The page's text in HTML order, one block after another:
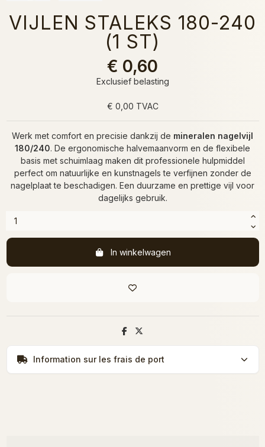
VIJLEN STALEKS 180-240
(1 ST)
€ 0,60
Exclusief belasting
€ 0,00 TVAC
Werk met comfort en precisie dankzij de mineralen nagelvijl
180/240. De ergonomische halvemaanvorm en de flexibele
basis met schuimlaag maken dit professionele hulpmiddel
perfect om natuurlijke en kunstnagels te verfijnen zonder de
nagelplaat te beschadigen. Een duurzame en prettige vijl voor
dagelijks gebruik.
In winkelwagen
Information sur les frais de port